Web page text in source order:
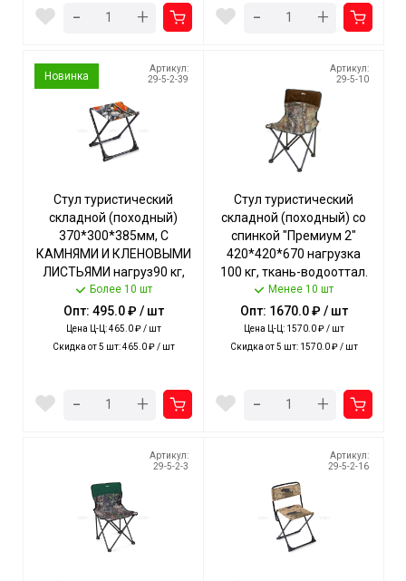
- + - +
Новинка
Артикул:
29-5-2-39
Стул туристический
складной (походный)
370*300*385мм, С
КАМНЯМИ И КЛЕНОВЫМИ
ЛИСТЬЯМИ нагруз90 кг,
ткань-
водоотталкивающая
пропитка арт. ПС+/4 NIKA
[5]
Более 10 шт
Опт: 495.0 ₽ / шт
Цена Ц-Ц: 465.0 ₽ / шт
Скидка от 5 шт: 465.0 ₽ / шт
- +
Артикул:
29-5-10
Стул туристический
складной (походный) со
спинкой "Премиум 2"
420*420*670 нагрузка
100 кг, ткань-водооттал.
пропитка, ЦВ,АССОРТИ,
арт. ПСП2 NIKA [5]
Менее 10 шт
Опт: 1670.0 ₽ / шт
Цена Ц-Ц: 1570.0 ₽ / шт
Скидка от 5 шт: 1570.0 ₽ / шт
- +
Артикул:
29-5-2-3
Артикул:
29-5-2-16